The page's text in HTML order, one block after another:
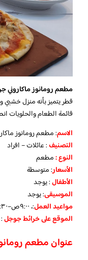
مطعم رومانوز ماكاروني
قطر يتميز بأنه منزل خشبي
قائمة الطعام والحلويات
الاسم: مطعم رومانوز
التصنيف: عائلات – افراد
النوع :مطعم
الأسعار:متوسطة
الأطفال:يوجد
الموسيقى:يوجد
مواعيد العمل:، ٩:٠٠ص–١٠:٣٠م
الموقع على خرائط جوجل
عنوان مطعم